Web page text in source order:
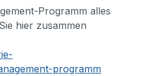
Programm alles
hier zusammen
programm